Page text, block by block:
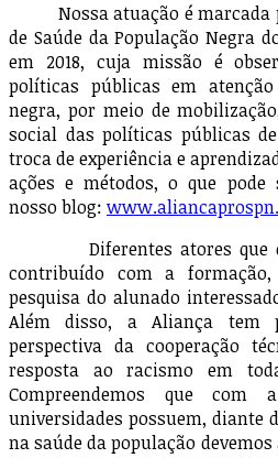
Nossa atuação é marcada
de Saúde da População Negra
em 2018, cuja missão é
políticas públicas em
negra, por meio de
social das políticas públicas
troca de experiência e
ações e métodos, o que
nosso blog:
Diferentes atores que
contribuído com a
pesquisa do alunado
Além disso, a Aliança tem
perspectiva da cooperação
resposta ao racismo em
Compreendemos que
universidades possuem, diante
na saúde da população